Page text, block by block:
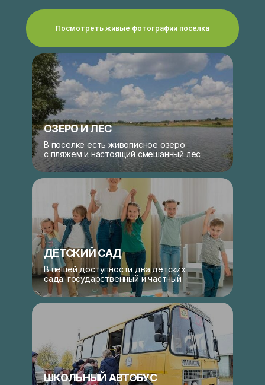
ШКОЛЬНЫЙ АВТОБУС
ДЕТСКИЙ САД
В пешей доступности два детских
сада: государственный и частный
ОЗЕРО И ЛЕС
В поселке есть живописное озеро
с пляжем и настоящий смешанный лес
Посмотреть живые фотографии поселка